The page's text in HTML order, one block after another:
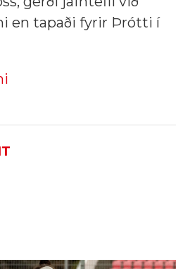
en tapaði fyrir Þrótti í